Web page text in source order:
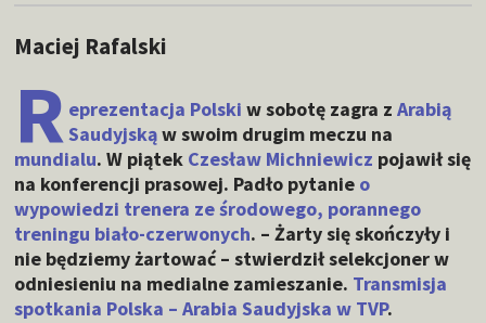
Maciej Rafalski
R eprezentacja Polski w sobotę zagra zArabią
Saudyjskąw swoim drugim meczu na
mundialu. W piątek Czesław Michniewicz pojawił się
na konferencji prasowej. Padło pytanie o
wypowiedzi trenera ze środowego, porannego
treningu biało-czerwonych. – Żarty się skończyły i
nie będziemy żartować – stwierdził selekcjoner w
odniesieniu na medialne zamieszanie. Transmisja
spotkania Polska – Arabia Saudyjska w TVP.